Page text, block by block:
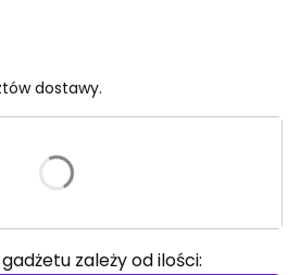
dostawy.
mogą różnić się ceną
zależy od ilości: